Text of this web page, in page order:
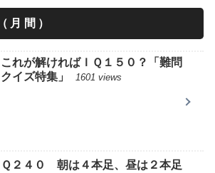
月間）
これが解ければＩＱ１５０？「難問
クイズ特集」
1601 views
Ｑ２４０ 朝は４本足、昼は２本足